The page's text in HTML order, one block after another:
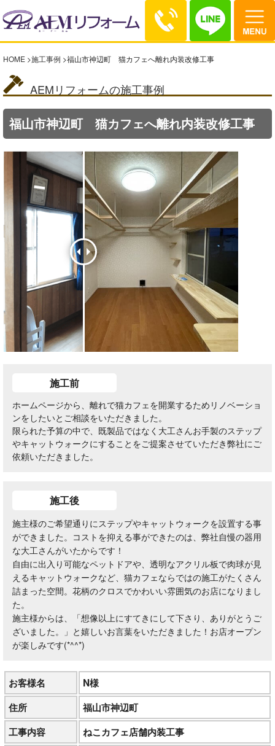
HOME >施工事例 >福山市神辺町 猫カフェへ離れ内装改修工事
AEMリフォームの施工事例
福山市神辺町 猫カフェへ離れ内装改修工事
施工前
ホームページから、離れで猫カフェを開業するためリノベーショ
ンをしたいとご相談をいただきました。
限られた予算の中で、既製品ではなく大工さんお手製のステップ
やキャットウォークにすることをご提案させていただき弊社にご
依頼いただきました。
施工後
施主様のご希望通りにステップやキャットウォークを設置する事
ができました。コストを抑える事ができたのは、弊社自慢の器用
な大工さんがいたからです！
自由に出入り可能なペットドアや、透明なアクリル板で肉球が見
えるキャットウォークなど、猫カフェならではの施工がたくさん
詰まった空間。花柄のクロスでかわいい雰囲気のお店になりまし
た。
施主様からは、「想像以上にすてきにして下さり、ありがとうご
ざいました。」と嬉しいお言葉をいただきました！お店オープン
が楽しみです(*^^*)
お客様名
N様
住所
福山市神辺町
工事内容
ねこカフェ店舗内装工事